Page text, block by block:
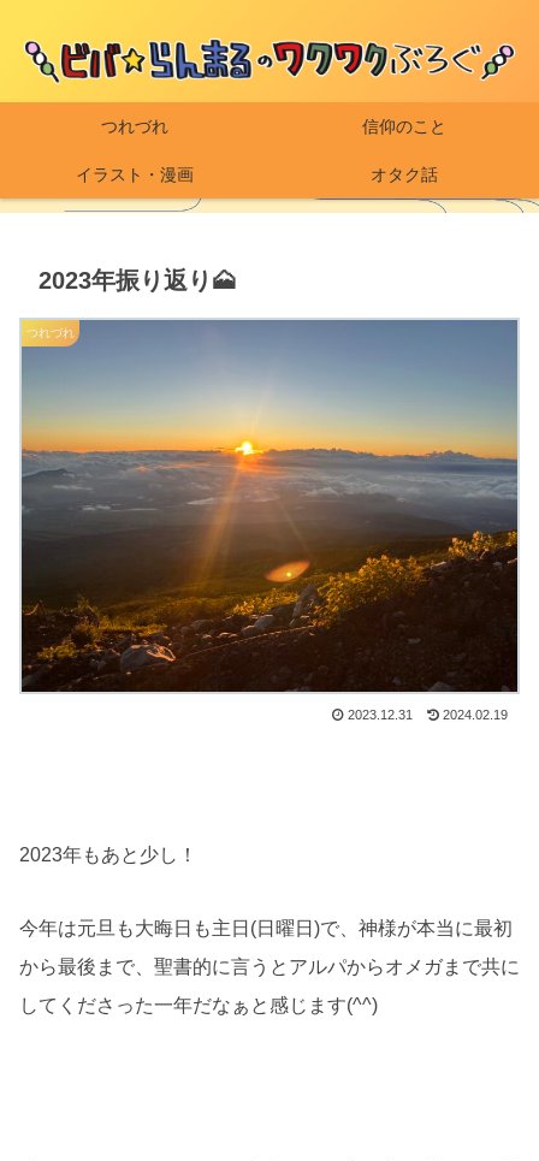
つれづれ 信仰のこと
イラスト・漫画 オタク話
2023年振り返り🗻
つれづれ
2023.12.31 2024.02.19
2023年もあと少し！
今年は元旦も大晦日も主日(日曜日)で、神様が本当に最初
から最後まで、聖書的に言うとアルパからオメガまで共に
してくださった一年だなぁと感じます(^^)